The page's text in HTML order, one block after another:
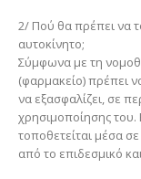
2/ Πού θα πρέπει να
αυτοκίνητο;
Σύμφωνα με τη
(φαρμακείο) πρέπει
να εξασφαλίζει, σε
χρησιμοποίησης του.
τοποθετείται μέσα
από το επιδεσμικό